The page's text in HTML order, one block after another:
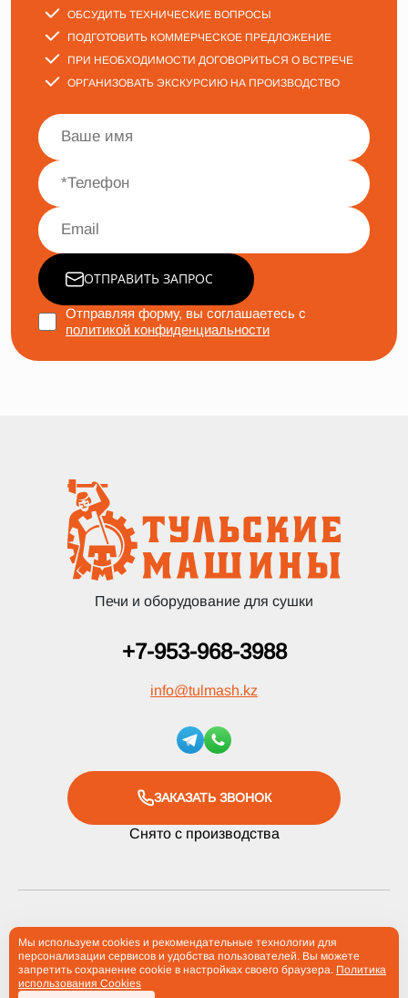
ОБСУДИТЬ ТЕХНИЧЕСКИЕ ВОПРОСЫ
ПОДГОТОВИТЬ КОММЕРЧЕСКОЕ ПРЕДЛОЖЕНИЕ
ПРИ НЕОБХОДИМОСТИ ДОГОВОРИТЬСЯ О ВСТРЕЧЕ
ОРГАНИЗОВАТЬ ЭКСКУРСИЮ НА ПРОИЗВОДСТВО
ОТПРАВИТЬ ЗАПРОС
Отправляя форму, вы соглашаетесь с
политикой конфиденциальности
Печи и оборудование для сушки
+7-953-968-3988
info@tulmash.kz
ЗАКАЗАТЬ ЗВОНОК
Снято с производства
2012-2026 Компания «Тульские Машины» ® Все права
защищены
Мы используем cookies и рекомендательные технологии для
персонализации сервисов и удобства пользователей. Вы можете
запретить сохранение cookie в настройках своего браузера. Политика
использования Cookies